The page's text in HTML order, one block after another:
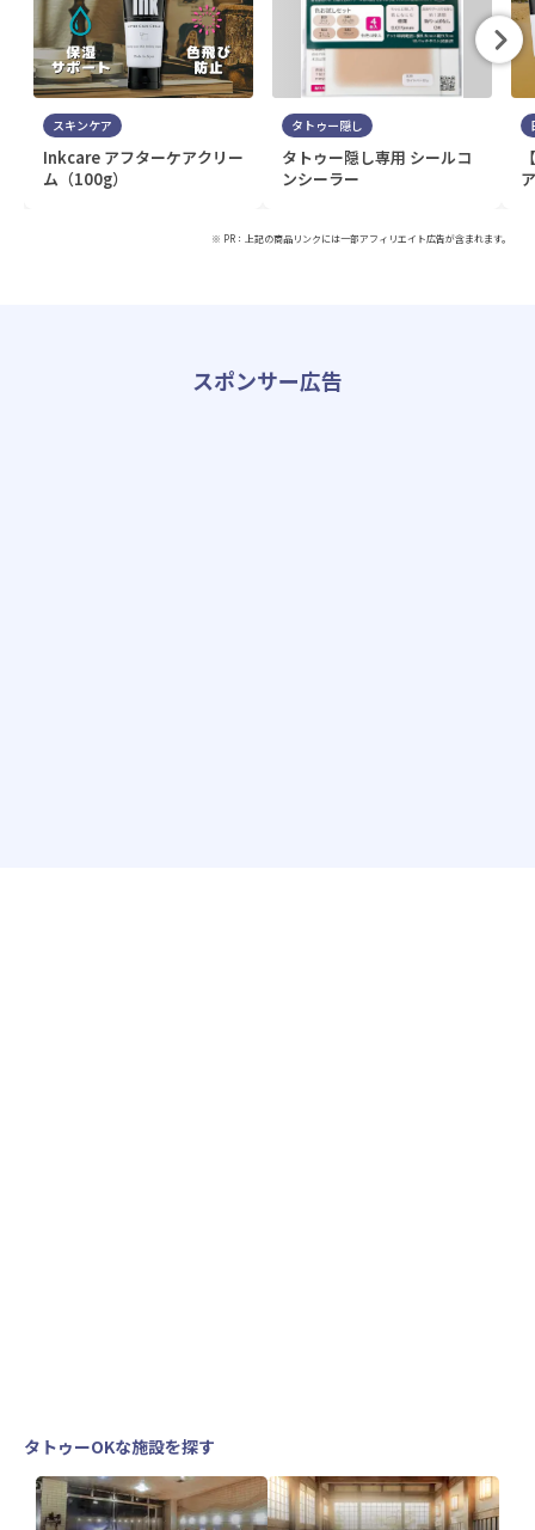
スキンケア
Inkcare アフターケアクリー
ム（100g）
タトゥー隠し
タトゥー隠し専用 シールコ
ンシーラー
※ PR：上記の商品リンクには一部アフィリエイト広告が含まれます。
スポンサー広告
タトゥーOKな施設を探す